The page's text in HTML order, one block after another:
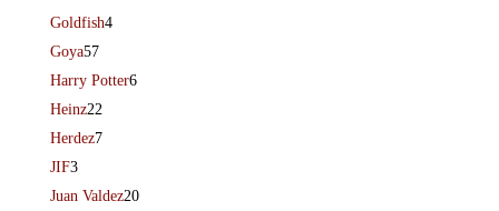
Goldfish4
Goya57
Harry Potter6
Heinz22
Herdez7
JIF3
Juan Valdez20